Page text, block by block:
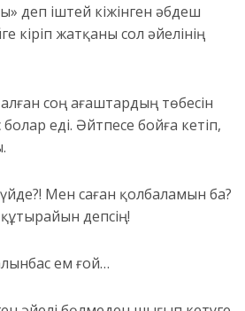
деп іштей кіжінген Қәбдеш
кіріп жатқаны сол әйелінің
соң ағаштардың төбесін
еді. Әйтпесе бойға кетіп,
үйде?! Мен саған қолбаламын ба?
депсің!
ем ғой…